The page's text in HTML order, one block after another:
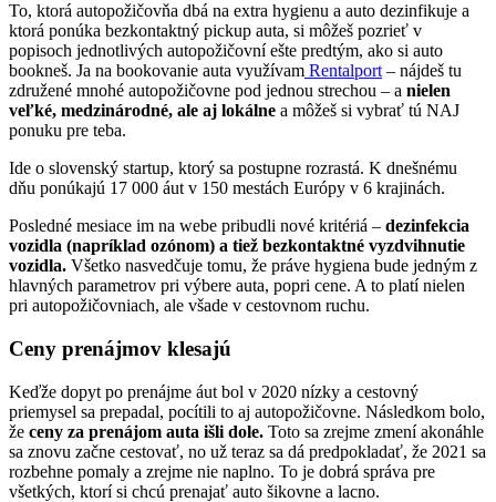
To, ktorá autopožičovňa dbá na extra hygienu a auto dezinfikuje a
ktorá ponúka bezkontaktný pickup auta, si môžeš pozrieť v
popisoch jednotlivých autopožičovní ešte predtým, ako si auto
bookneš. Ja na bookovanie auta využívam Rentalport – nájdeš tu
združené mnohé autopožičovne pod jednou strechou – a nielen
veľké, medzinárodné, ale aj lokálne a môžeš si vybrať tú NAJ
ponuku pre teba.
Ide o slovenský startup, ktorý sa postupne rozrastá. K dnešnému
dňu ponúkajú 17 000 áut v 150 mestách Európy v 6 krajinách.
Posledné mesiace im na webe pribudli nové kritériá – dezinfekcia
vozidla (napríklad ozónom) a tiež bezkontaktné vyzdvihnutie
vozidla. Všetko nasvedčuje tomu, že práve hygiena bude jedným z
hlavných parametrov pri výbere auta, popri cene. A to platí nielen
pri autopožičovniach, ale všade v cestovnom ruchu.
Ceny prenájmov klesajú
Keďže dopyt po prenájme áut bol v 2020 nízky a cestovný
priemysel sa prepadal, pocítili to aj autopožičovne. Následkom bolo,
že ceny za prenájom auta išli dole. Toto sa zrejme zmení akonáhle
sa znovu začne cestovať, no už teraz sa dá predpokladať, že 2021 sa
rozbehne pomaly a zrejme nie naplno. To je dobrá správa pre
všetkých, ktorí si chcú prenajať auto šikovne a lacno.